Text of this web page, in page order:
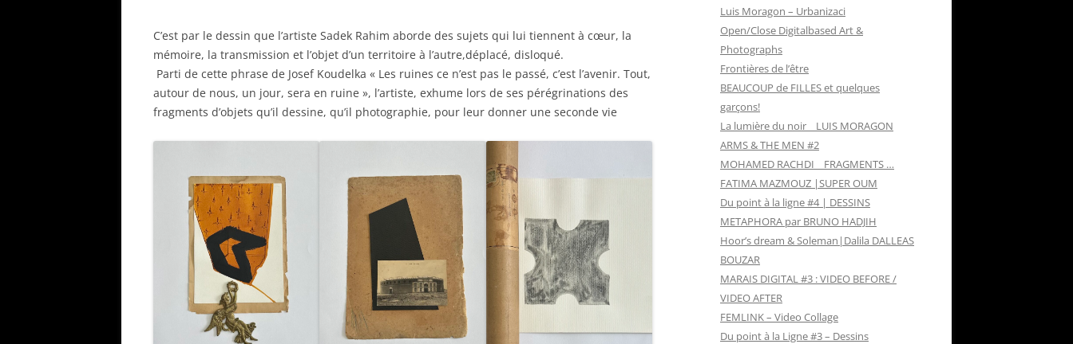
MASSINISSA SELMANI | L’ALLURE
DES CHOSES
YAMOU L DISPLACED PARADISE
QUELQUES GARÇONS!
FRONTIÈRES DE L’ÊTRE
HOOR’S DREAM &
SOLEMAN|DALILA DALLEAS
BOUZAR
KATIA KAMELI – THIRD SPACE
C’est par le dessin que l’artiste Sadek Rahim aborde des sujets qui lui tiennent à cœur, la
mémoire, la transmission et l’objet d’un territoire à l’autre,déplacé, disloqué.
Parti de cette phrase de Josef Koudelka « Les ruines ce n’est pas le passé, c’est l’avenir. Tout,
autour de nous, un jour, sera en ruine », l’artiste, exhume lors de ses pérégrinations des
fragments d’objets qu’il dessine, qu’il photographie, pour leur donner une seconde vie
Luis Moragon – Urbanizaci
Open/Close Digitalbased Art &
Photographs
Frontières de l’être
BEAUCOUP de FILLES et quelques
garçons!
La lumière du noir _ LUIS MORAGON
ARMS & THE MEN #2
MOHAMED RACHDI _ FRAGMENTS …
FATIMA MAZMOUZ |SUPER OUM
Du point à la ligne #4 | DESSINS
METAPHORA par BRUNO HADJIH
Hoor’s dream & Soleman|Dalila DALLEAS
BOUZAR
MARAIS DIGITAL #3 : VIDEO BEFORE /
VIDEO AFTER
FEMLINK – Video Collage
Du point à la Ligne #3 – Dessins